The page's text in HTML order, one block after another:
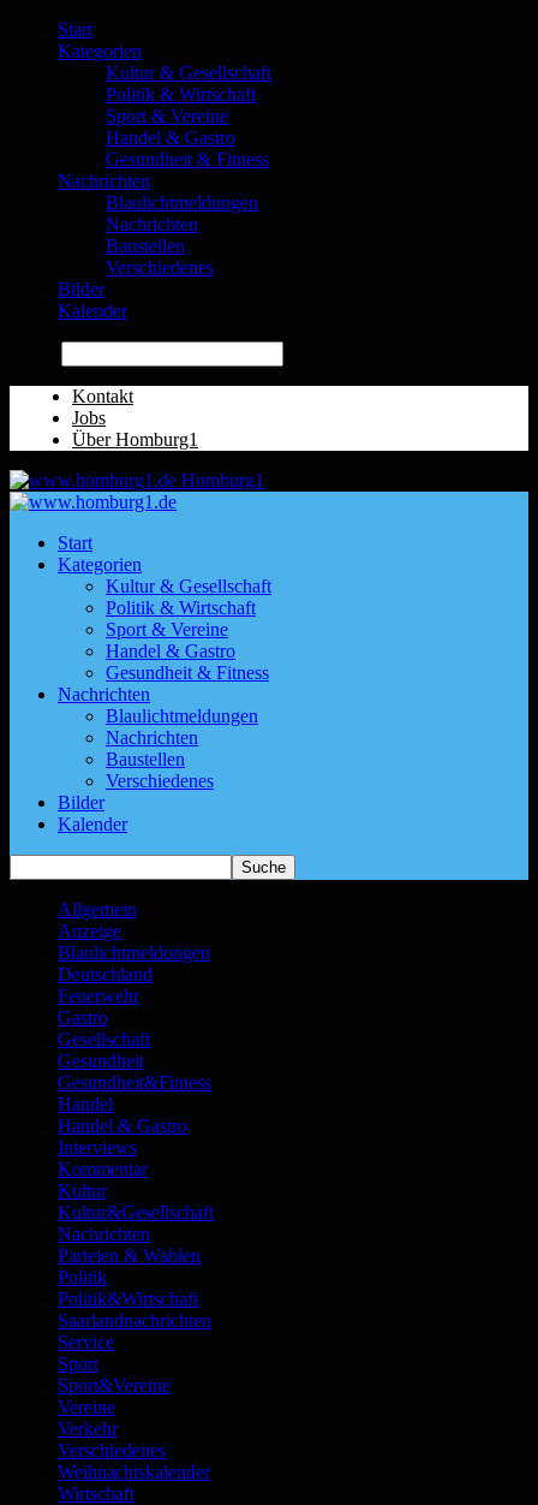
Start
Kategorien
Kultur & Gesellschaft
Politik & Wirtschaft
Sport & Vereine
Handel & Gastro
Gesundheit & Fitness
Nachrichten
Blaulichtmeldungen
Nachrichten
Baustellen
Verschiedenes
Bilder
Kalender
Kontakt
Jobs
Über Homburg1
Homburg1
Start
Kategorien
Kultur & Gesellschaft
Politik & Wirtschaft
Sport & Vereine
Handel & Gastro
Gesundheit & Fitness
Nachrichten
Blaulichtmeldungen
Nachrichten
Baustellen
Verschiedenes
Bilder
Kalender
Allgemein
Anzeige
Blaulichtmeldungen
Deutschland
Feuerwehr
Gastro
Gesellschaft
Gesundheit
Gesundheit&Fitness
Handel
Handel & Gastro
Interviews
Kommentar
Kultur
Kultur&Gesellschaft
Nachrichten
Parteien & Wahlen
Politik
Politik&Wirtschaft
Saarlandnachrichten
Service
Sport
Sport&Vereine
Vereine
Verkehr
Verschiedenes
Weihnachtskalender
Wirtschaft